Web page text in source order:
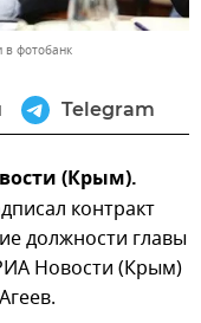
в фотобанк
Telegram
(Крым).
контракт
должности главы
Новости (Крым)